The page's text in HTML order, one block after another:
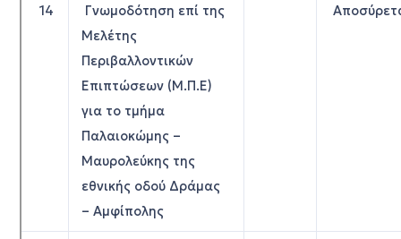
14
Γνωμοδότηση επί της
Μελέτης
Περιβαλλοντικών
Επιπτώσεων (Μ.Π.Ε)
για το τμήμα
Παλαιοκώμης –
Μαυρολεύκης της
εθνικής οδού Δράμας
– Αμφίπολης